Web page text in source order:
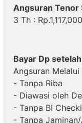
Angsuran Tenor
3 Th :
Bayar Dp
Angsuran
- Tanpa Riba
- Diawasi oleh
- Tanpa BI
- Tanpa